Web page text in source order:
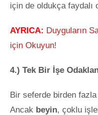
için de oldukça faydalı
AYRICA: Duyguların
için Okuyun!
4.) Tek Bir İşe
Bir seferde birden
Ancak beyin, çoklu